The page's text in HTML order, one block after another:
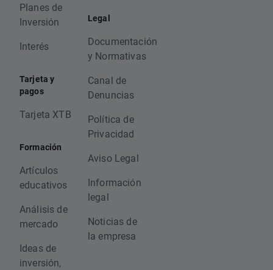
Planes de
Inversión
Interés
Tarjeta y
pagos
Tarjeta XTB
Formación
Artículos
educativos
Análisis de
mercado
Ideas de
inversión,
Legal
Documentación
y Normativas
Canal de
Denuncias
Política de
Privacidad
Aviso Legal
Información
legal
Noticias de
la empresa